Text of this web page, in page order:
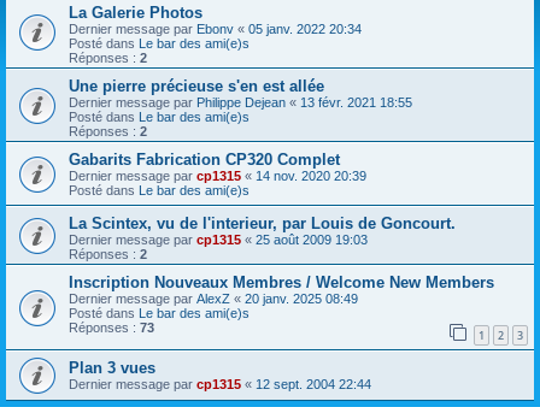
La Galerie Photos
Dernier message par Ebonv « 05 janv. 2022 20:34
Posté dans Le bar des ami(e)s
Réponses : 2
Une pierre précieuse s'en est allée
Dernier message par Philippe Dejean « 13 févr. 2021 18:55
Posté dans Le bar des ami(e)s
Réponses : 2
Gabarits Fabrication CP320 Complet
Dernier message par cp1315 « 14 nov. 2020 20:39
Posté dans Le bar des ami(e)s
La Scintex, vu de l'interieur, par Louis de Goncourt.
Dernier message par cp1315 « 25 août 2009 19:03
Réponses : 2
Inscription Nouveaux Membres / Welcome New Members
Dernier message par AlexZ « 20 janv. 2025 08:49
Posté dans Le bar des ami(e)s
Réponses : 73 1 2 3
Plan 3 vues
Dernier message par cp1315 « 12 sept. 2004 22:44